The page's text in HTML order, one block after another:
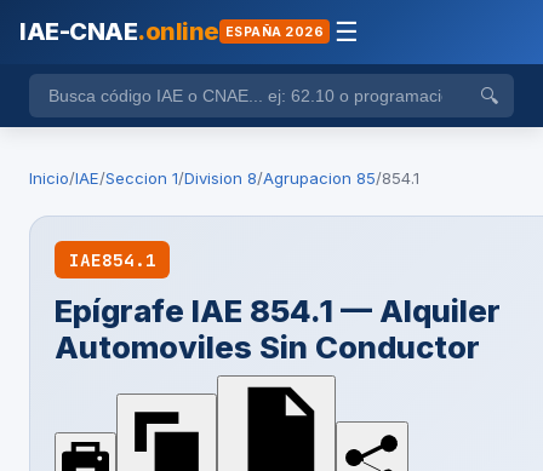
IAE-CNAE.online ESPAÑA 2026 ☰
🔍
Inicio/IAE/Seccion 1/Division 8/Agrupacion 85/854.1
IAE854.1
Epígrafe IAE 854.1 — Alquiler
Automoviles Sin Conductor